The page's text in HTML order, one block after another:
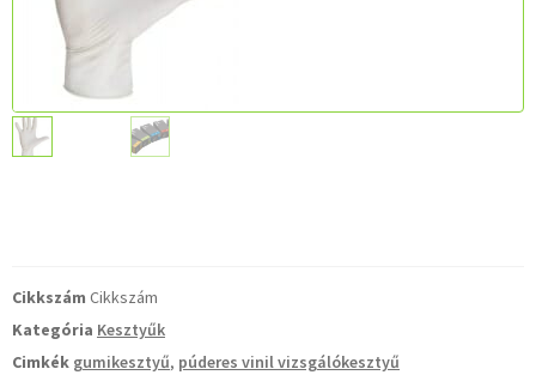
Cikkszám Cikkszám
Kategória Kesztyűk
Cimkék gumikesztyű, púderes vinil vizsgálókesztyű